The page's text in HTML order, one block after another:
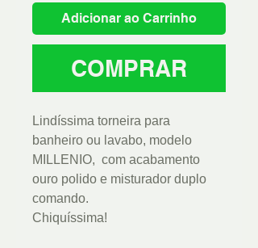
Adicionar ao Carrinho
COMPRAR
Lindíssima torneira para
banheiro ou lavabo, modelo
MILLENIO, com acabamento
ouro polido e misturador duplo
comando.
Chiquíssima!